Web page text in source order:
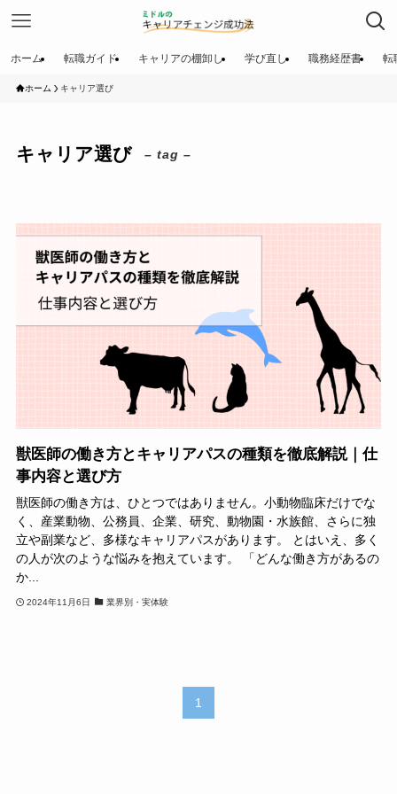
ホーム 転職ガイド キャリアの棚卸し 学び直し 職務経歴書 転
ホーム キャリア選び
キャリア選び – tag –
獣医師の働き方とキャリアパスの種類を徹底解説｜仕
事内容と選び方
獣医師の働き方は、ひとつではありません。小動物臨床だけでな
く、産業動物、公務員、企業、研究、動物園・水族館、さらに独
立や副業など、多様なキャリアパスがあります。 とはいえ、多く
の人が次のような悩みを抱えています。 「どんな働き方があるの
か...
2024年11月6日 業界別・実体験
1